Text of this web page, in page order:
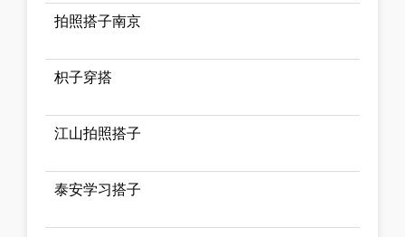
拍照搭子南京
枳子穿搭
江山拍照搭子
泰安学习搭子